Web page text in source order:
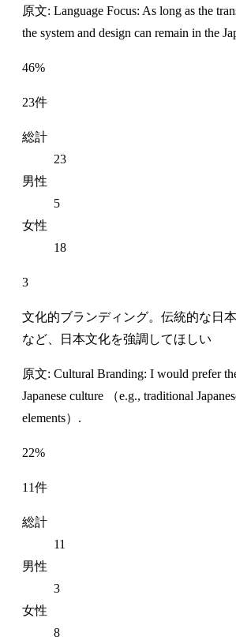
原文: Language Focus: As long as the
the system and design can remain in the
46%
23件
総計
23
男性
5
女性
18
3
文化的ブランディング。伝統的な日
など、日本文化を強調してほしい
原文: Cultural Branding: I would prefer
Japanese culture （e.g., traditional
elements）.
22%
11件
総計
11
男性
3
女性
8